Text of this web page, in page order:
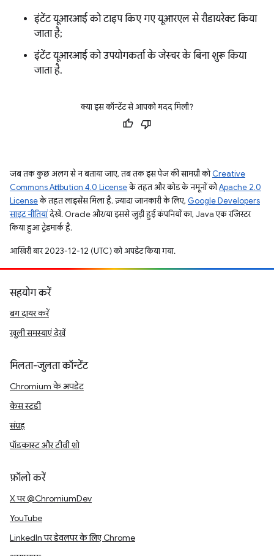
इंटेंट यूआरआई को टाइप किए गए यूआरएल से रीडायरेक्ट किया
जाता है;
इंटेंट यूआरआई को उपयोगकर्ता के जेस्चर के बिना शुरू किया
जाता है.
क्या इस कॉन्टेंट से आपको मदद मिली?
जब तक कुछ अलग से न बताया जाए, तब तक इस पेज की सामग्री कोCreative
Commons Attribution 4.0 Licenseके तहत और कोड के नमूनों कोApache 2.0
Licenseके तहत लाइसेंस मिला है. ज़्यादा जानकारी के लिए, Google Developers
साइट नीतियांदेखें. Oracle और/या इससे जुड़ी हुई कंपनियों का, Java एक रजिस्टर
किया हुआ ट्रेडमार्क है.
आखिरी बार 2023-12-12 (UTC) को अपडेट किया गया.
सहयोग करें
बग दायर करें
खुली समस्याएं देखें
मिलता-जुलता कॉन्टेंट
Chromium के अपडेट
केस स्टडी
संग्रह
पॉडकास्ट और टीवी शो
फ़ॉलो करें
X पर @ChromiumDev
YouTube
LinkedIn पर डेवलपर के लिए Chrome